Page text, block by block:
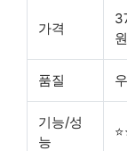
가격
원
품질
기능/성
능